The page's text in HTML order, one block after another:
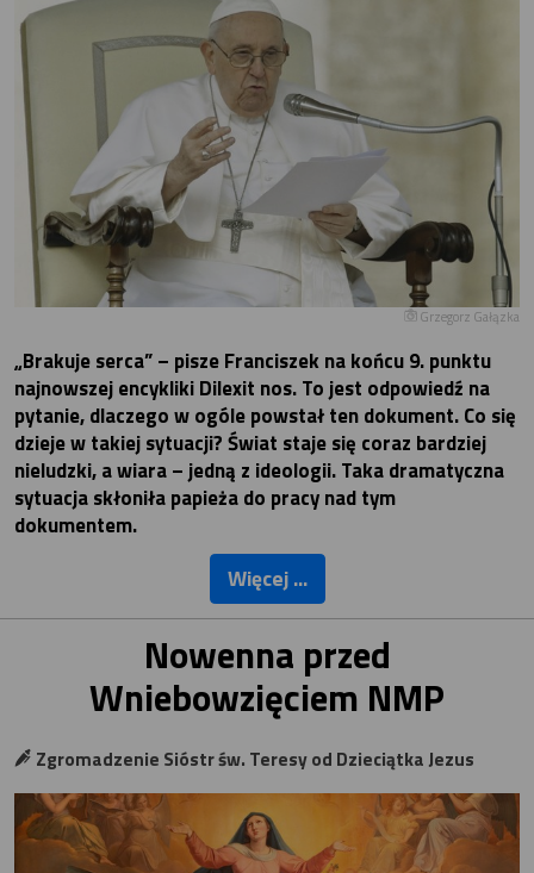
Grzegorz Gałązka
„Brakuje serca” – pisze Franciszek na końcu 9. punktu
najnowszej encykliki Dilexit nos. To jest odpowiedź na
pytanie, dlaczego w ogóle powstał ten dokument. Co się
dzieje w takiej sytuacji? Świat staje się coraz bardziej
nieludzki, a wiara – jedną z ideologii. Taka dramatyczna
sytuacja skłoniła papieża do pracy nad tym
dokumentem.
Więcej ...
Nowenna przed
Wniebowzięciem NMP
Zgromadzenie Sióstr św. Teresy od Dzieciątka Jezus